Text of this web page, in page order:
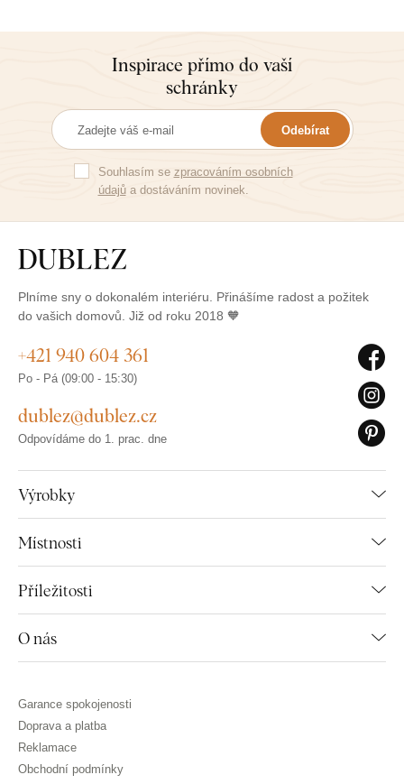
Inspirace přímo do vaší
schránky
Odebírat
Souhlasím se zpracováním osobních
údajůa dostáváním novinek.
Plníme sny o dokonalém interiéru. Přinášíme radost a požitek
do vašich domovů. Již od roku 2018 🧡
Výrobky
Místnosti
Příležitosti
O nás
+421 940 604 361
Po - Pá (09:00 - 15:30)
dublez@dublez.cz
Odpovídáme do 1. prac. dne
Garance spokojenosti
Doprava a platba
Reklamace
Obchodní podmínky